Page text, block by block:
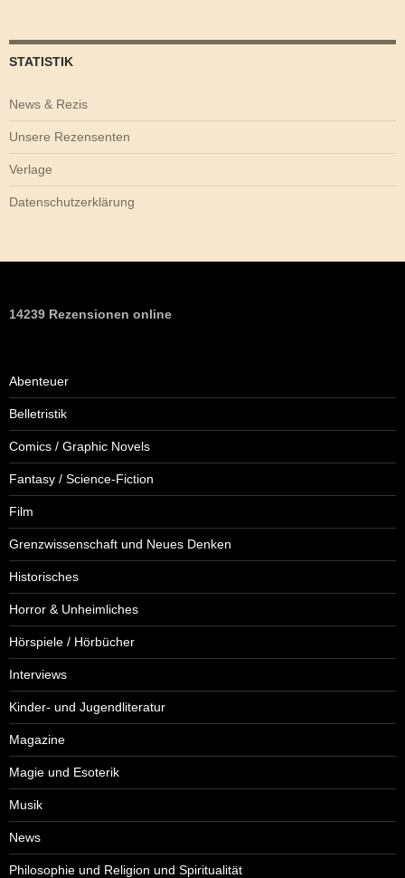
STATISTIK
News & Rezis
Unsere Rezensenten
Verlage
Datenschutzerklärung
14239 Rezensionen online
Abenteuer
Belletristik
Comics / Graphic Novels
Fantasy / Science-Fiction
Film
Grenzwissenschaft und Neues Denken
Historisches
Horror & Unheimliches
Hörspiele / Hörbücher
Interviews
Kinder- und Jugendliteratur
Magazine
Magie und Esoterik
Musik
News
Philosophie und Religion und Spiritualität